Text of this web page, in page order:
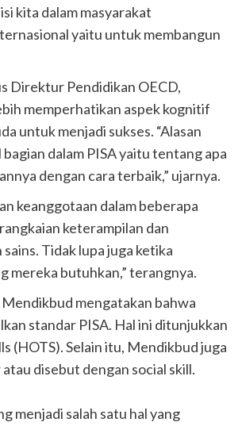
kita dalam masyarakat
yaitu untuk membangun
Direktur Pendidikan OECD,
memperhatikan aspek kognitif
untuk menjadi sukses. “Alasan
dalam PISA yaitu tentang apa
dengan cara terbaik,” ujarnya.
keanggotaan dalam beberapa
keterampilan dan
Tidak lupa juga ketika
mereka butuhkan,” terangnya.
Mendikbud mengatakan bahwa
standar PISA. Hal ini ditunjukkan
(HOTS). Selain itu, Mendikbud juga
disebut dengan social skill.
menjadi salah satu hal yang